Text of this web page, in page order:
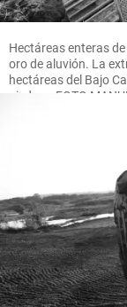
Hectáreas enteras
oro de aluvión. La
hectáreas del Bajo
piedras. FOTO